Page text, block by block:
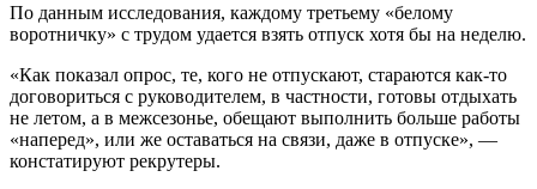
По данным исследования, каждому третьему «белому
воротничку» с трудом удается взять отпуск хотя бы на неделю.
«Как показал опрос, те, кого не отпускают, стараются как-то
договориться с руководителем, в частности, готовы отдыхать
не летом, а в межсезонье, обещают выполнить больше работы
«наперед», или же оставаться на связи, даже в отпуске», —
констатируют рекрутеры.